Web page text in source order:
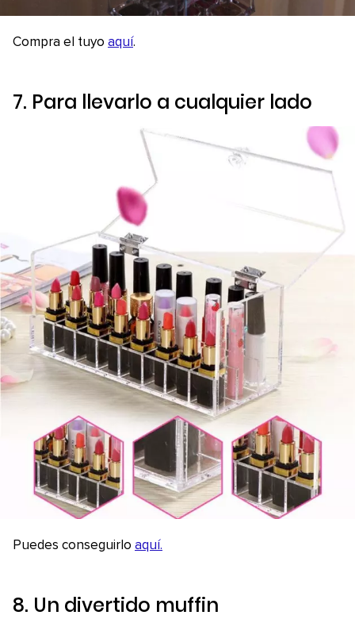
Compra el tuyo aquí.
7. Para llevarlo a cualquier lado
Puedes conseguirlo aquí.
8. Un divertido muffin